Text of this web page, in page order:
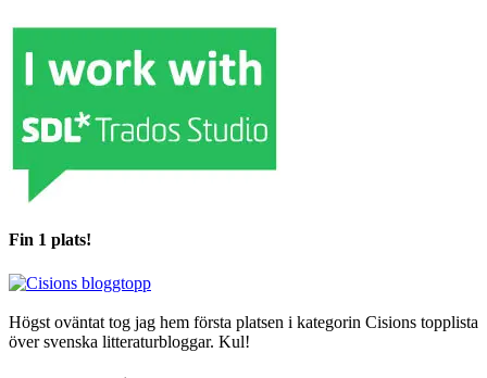
Fin 1 plats!
Högst oväntat tog jag hem första platsen i kategorin Cisions topplista
över svenska litteraturbloggar. Kul!